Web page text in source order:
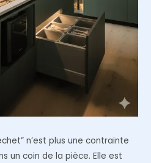
n’est plus une contrainte
un coin de la pièce. Elle est